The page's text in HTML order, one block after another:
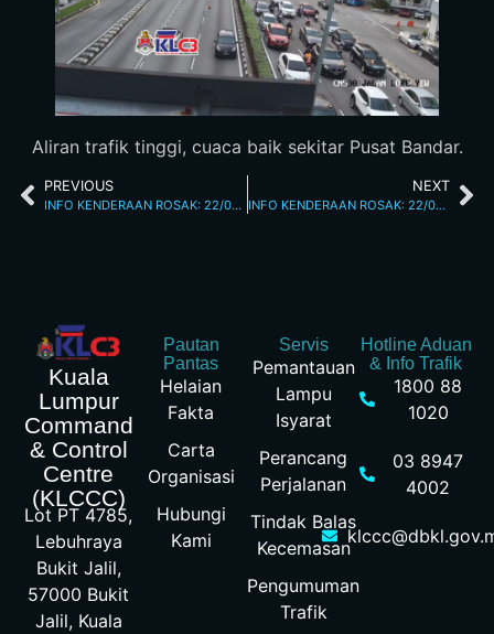
Aliran trafik tinggi, cuaca baik sekitar Pusat Bandar.
PREVIOUS
INFO KENDERAAN ROSAK: 22/04/2026 07.14AM JALAN DAMANSARA
NEXT
INFO KENDERAAN ROSAK: 22/04/2026 08.15AM JALAN DAMANSARA
Kuala
Lumpur
Command
& Control
Centre
(KLCCC)
Lot PT 4785,
Lebuhraya
Bukit Jalil,
57000 Bukit
Jalil, Kuala
Pautan
Pantas
Helaian
Fakta
Carta
Organisasi
Hubungi
Kami
Servis
Pemantauan
Lampu
Isyarat
Perancang
Perjalanan
Tindak Balas
Kecemasan
Pengumuman
Trafik
Hotline Aduan
& Info Trafik
1800 88
1020
03 8947
4002